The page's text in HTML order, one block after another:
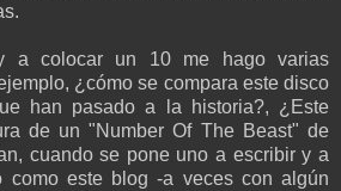
a colocar un 10 me hago varias
¿cómo se compara este disco
han pasado a la historia?, ¿Este
de un "Number Of The Beast" de
cuando se pone uno a escribir y a
como este blog -a veces con algún